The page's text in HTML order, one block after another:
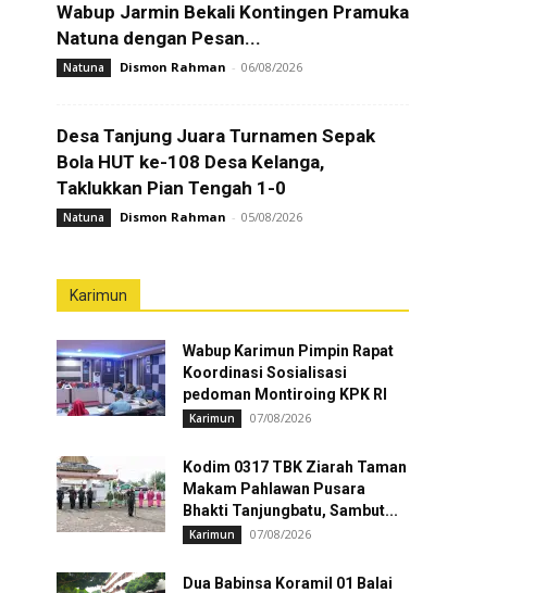
Wabup Jarmin Bekali Kontingen Pramuka
Natuna dengan Pesan...
Natuna Dismon Rahman - 06/08/2026
Desa Tanjung Juara Turnamen Sepak
Bola HUT ke-108 Desa Kelanga,
Taklukkan Pian Tengah 1-0
Natuna Dismon Rahman - 05/08/2026
Karimun
Wabup Karimun Pimpin Rapat
Koordinasi Sosialisasi
pedoman Montiroing KPK RI
Karimun 07/08/2026
Kodim 0317 TBK Ziarah Taman
Makam Pahlawan Pusara
Bhakti Tanjungbatu, Sambut...
Karimun 07/08/2026
Dua Babinsa Koramil 01 Balai